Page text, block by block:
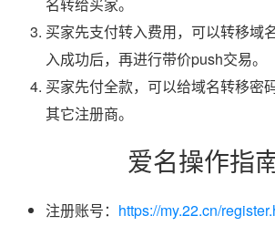
买家先支付转入费用，可以转移域
入成功后，再进行带价push交易。
买家先付全款，可以给域名转移密
其它注册商。
爱名操作指
注册账号： https://my.22.cn/